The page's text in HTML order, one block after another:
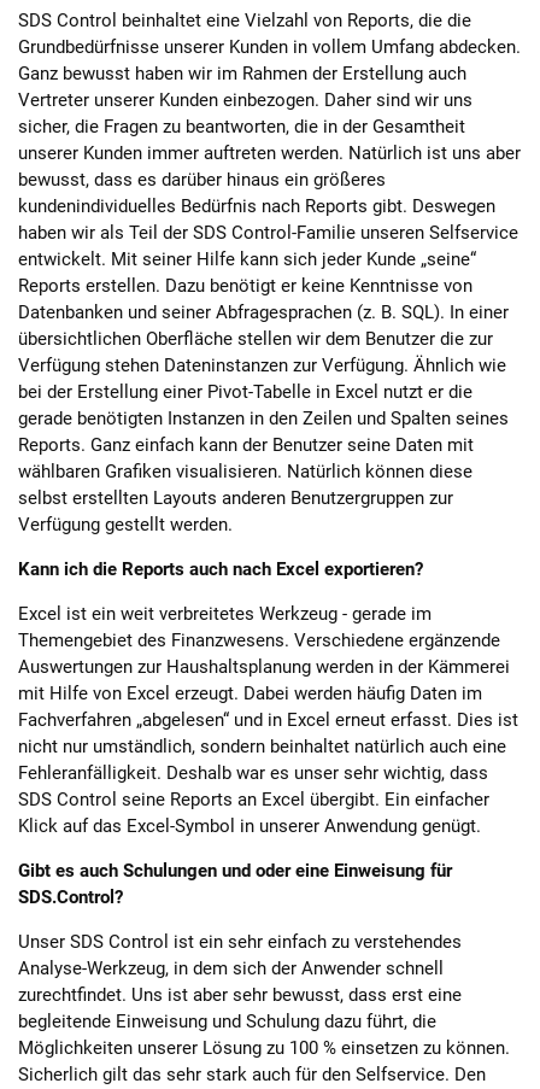
SDS Control beinhaltet eine Vielzahl von Reports, die die
Grundbedürfnisse unserer Kunden in vollem Umfang abdecken.
Ganz bewusst haben wir im Rahmen der Erstellung auch
Vertreter unserer Kunden einbezogen. Daher sind wir uns
sicher, die Fragen zu beantworten, die in der Gesamtheit
unserer Kunden immer auftreten werden. Natürlich ist uns aber
bewusst, dass es darüber hinaus ein größeres
kundenindividuelles Bedürfnis nach Reports gibt. Deswegen
haben wir als Teil der SDS Control-Familie unseren Selfservice
entwickelt. Mit seiner Hilfe kann sich jeder Kunde „seine“
Reports erstellen. Dazu benötigt er keine Kenntnisse von
Datenbanken und seiner Abfragesprachen (z. B. SQL). In einer
übersichtlichen Oberfläche stellen wir dem Benutzer die zur
Verfügung stehen Dateninstanzen zur Verfügung. Ähnlich wie
bei der Erstellung einer Pivot-Tabelle in Excel nutzt er die
gerade benötigten Instanzen in den Zeilen und Spalten seines
Reports. Ganz einfach kann der Benutzer seine Daten mit
wählbaren Grafiken visualisieren. Natürlich können diese
selbst erstellten Layouts anderen Benutzergruppen zur
Verfügung gestellt werden.
Kann ich die Reports auch nach Excel exportieren?
Excel ist ein weit verbreitetes Werkzeug - gerade im
Themengebiet des Finanzwesens. Verschiedene ergänzende
Auswertungen zur Haushaltsplanung werden in der Kämmerei
mit Hilfe von Excel erzeugt. Dabei werden häufig Daten im
Fachverfahren „abgelesen“ und in Excel erneut erfasst. Dies ist
nicht nur umständlich, sondern beinhaltet natürlich auch eine
Fehleranfälligkeit. Deshalb war es unser sehr wichtig, dass
SDS Control seine Reports an Excel übergibt. Ein einfacher
Klick auf das Excel-Symbol in unserer Anwendung genügt.
Gibt es auch Schulungen und oder eine Einweisung für
SDS.Control?
Unser SDS Control ist ein sehr einfach zu verstehendes
Analyse-Werkzeug, in dem sich der Anwender schnell
zurechtfindet. Uns ist aber sehr bewusst, dass erst eine
begleitende Einweisung und Schulung dazu führt, die
Möglichkeiten unserer Lösung zu 100 % einsetzen zu können.
Sicherlich gilt das sehr stark auch für den Selfservice. Den